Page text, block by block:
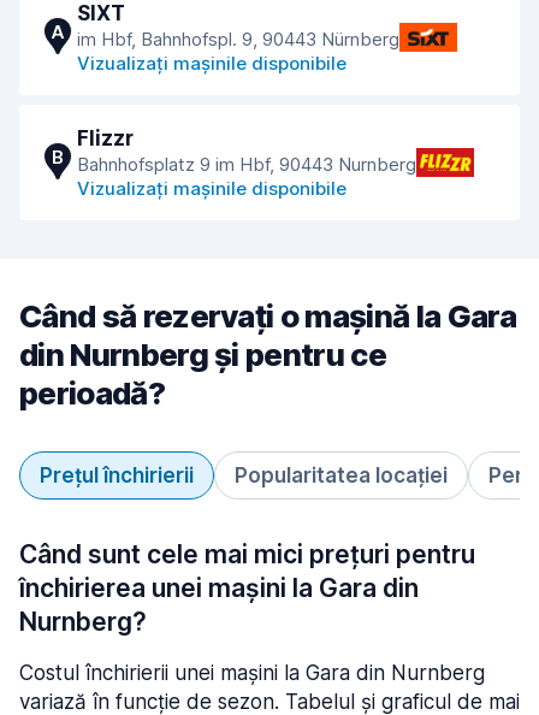
A
SIXT
im Hbf, Bahnhofspl. 9, 90443 Nürnberg
Vizualizați mașinile disponibile
B
Flizzr
Bahnhofsplatz 9 im Hbf, 90443 Nurnberg
Vizualizați mașinile disponibile
Când să rezervați o mașină la Gara
din Nurnberg și pentru ce
perioadă?
Prețul închirierii Popularitatea locației
Când sunt cele mai mici prețuri pentru
închirierea unei mașini la Gara din
Nurnberg?
Costul închirierii unei mașini la Gara din Nurnberg
variază în funcție de sezon. Tabelul și graficul de mai